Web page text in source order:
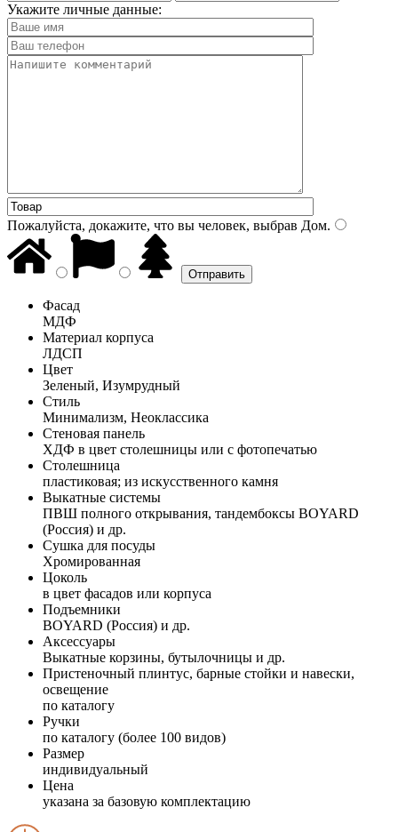
Укажите личные данные:
Пожалуйста, докажите, что вы человек, выбрав Дом.
Фасад
МДФ
Материал корпуса
ЛДСП
Цвет
Зеленый, Изумрудный
Стиль
Минимализм, Неоклассика
Стеновая панель
ХДФ в цвет столешницы или с фотопечатью
Столешница
пластиковая; из искусственного камня
Выкатные системы
ПВШ полного открывания, тандембоксы BOYARD
(Россия) и др.
Сушка для посуды
Хромированная
Цоколь
в цвет фасадов или корпуса
Подъемники
BOYARD (Россия) и др.
Аксессуары
Выкатные корзины, бутылочницы и др.
Пристеночный плинтус, барные стойки и навески,
освещение
по каталогу
Ручки
по каталогу (более 100 видов)
Размер
индивидуальный
Цена
указана за базовую комплектацию